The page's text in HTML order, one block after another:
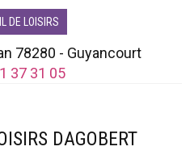
DE LOISIRS
78280 - Guyancourt
37 31 05
DAGOBERT